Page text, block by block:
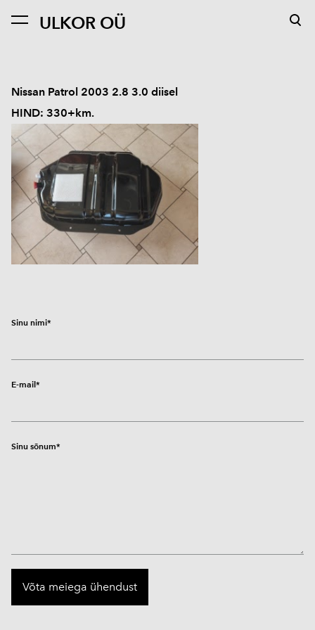
ULKOR OÜ
lisati ostukorvi.
Nissan Patrol 2003 2.8 3.0 diisel
HIND: 330+km.
Sinu nimi
E-mail
Sinu sõnum